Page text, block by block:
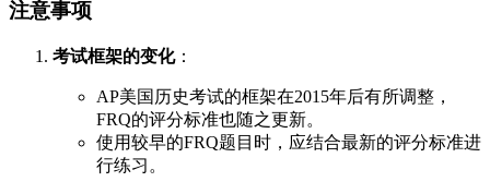
注意事项
考试框架的变化：
AP美国历史考试的框架在2015年后有所调整，
FRQ的评分标准也随之更新。
使用较早的FRQ题目时，应结合最新的评分标准进
行练习。